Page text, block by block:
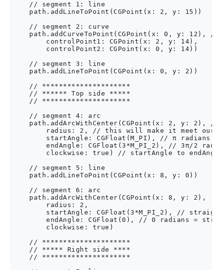
    // segment 1: line
    path.addLineToPoint(CGPoint(x: 2, y: 15))
    // segment 2: curve
path.addCurveToPoint(CGPoint(x: 0, y: 12), //
        controlPoint1: CGPoint(x: 2, y: 14),
        controlPoint2: CGPoint(x: 0, y: 14))
    // segment 3: line
    path.addLineToPoint(CGPoint(x: 0, y: 2))
    // *********************
    // ****** Top side *****
    // *********************
    // segment 4: arc
path.addArcWithCenter(CGPoint(x: 2, y: 2),
radius: 2, // this will make it meet our
startAngle: CGFloat(M_PI), // π radians
endAngle: CGFloat(3*M_PI_2), // 3π/2
clockwise: true) // startAngle to
    // segment 5: line
    path.addLineToPoint(CGPoint(x: 8, y: 0))
    // segment 6: arc
    path.addArcWithCenter(CGPoint(x: 8, y: 2),
        radius: 2,
startAngle: CGFloat(3*M_PI_2), //
endAngle: CGFloat(0), // 0 radians =
        clockwise: true)
    // *********************
    // ***** Right side ****
    // *********************